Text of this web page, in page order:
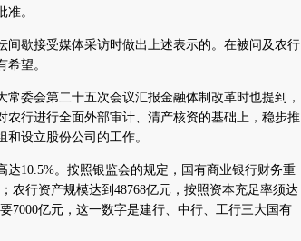
。
歇接受媒体采访时做出上述表示的。 在被问及农行
望。
委会第二十五次会议汇报金融体制改革时也提到，
农行进行全面外部审计、清产核资的基础上，稳步推
设立股份公司的工作。
10.5%。按照银监会的规定，国有商业银行财务重
农行资产规模达到48768亿元，按照资本充足率须达
7000亿元，这一数字是建行、中行、工行三大国有